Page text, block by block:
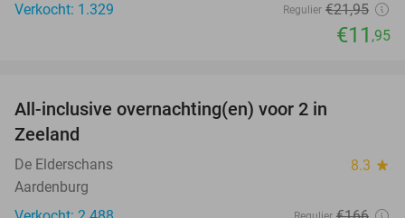
Verkocht: 1.329
Regulier €21,95
€11 ,95
All-inclusive overnachting(en) voor 2 in
Zeeland
De Elderschans 8.3 star
Aardenburg